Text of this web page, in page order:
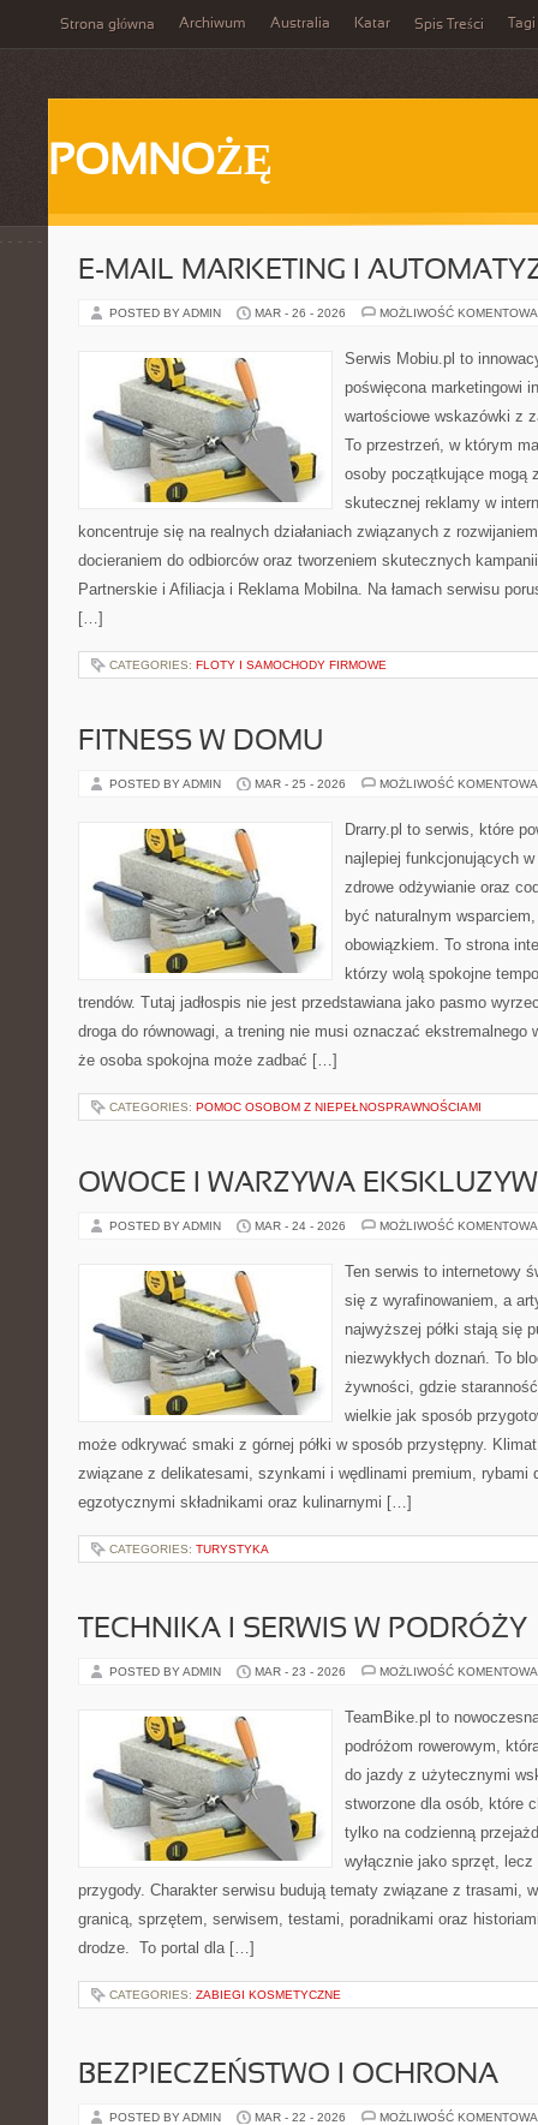
Strona główna Archiwum Australia Katar Spis Treści Tagi
POMNOŻĘ
E-MAIL MARKETING I
POSTED BY ADMIN MAR - 26 - 2026 MOŻLIWOŚĆ
Serwis Mobiu.pl to
poświęcona marketingowi
wartościowe wskazówki z
To przestrzeń, w którym
osoby początkujące mogą
skutecznej reklamy w
koncentruje się na realnych działaniach związanych z
docieraniem do odbiorców oraz tworzeniem skutecznych
Partnerskie i Afiliacja i Reklama Mobilna. Na łamach serwisu
[…]
CATEGORIES: FLOTY I SAMOCHODY FIRMOWE
FITNESS W DOMU
POSTED BY ADMIN MAR - 25 - 2026 MOŻLIWOŚĆ
Drarry.pl to serwis, które
najlepiej funkcjonujących
zdrowe odżywianie oraz
być naturalnym
obowiązkiem. To strona
którzy wolą spokojne
trendów. Tutaj jadłospis nie jest przedstawiana jako pasmo
droga do równowagi, a trening nie musi oznaczać ekstremalnego
że osoba spokojna może zadbać […]
CATEGORIES: POMOC OSOBOM Z NIEPEŁNOSPRAWNOŚCIAMI
OWOCE I WARZYWA
POSTED BY ADMIN MAR - 24 - 2026 MOŻLIWOŚĆ
Ten serwis to internetowy
się z wyrafinowaniem, a
najwyższej półki stają się
niezwykłych doznań. To
żywności, gdzie
wielkie jak sposób
może odkrywać smaki z górnej półki w sposób przystępny.
związane z delikatesami, szynkami i wędlinami premium, rybami
egzotycznymi składnikami oraz kulinarnymi […]
CATEGORIES: TURYSTYKA
TECHNIKA I SERWIS W PODRÓŻY
POSTED BY ADMIN MAR - 23 - 2026 MOŻLIWOŚĆ
TeamBike.pl to
podróżom rowerowym,
do jazdy z użytecznymi
stworzone dla osób, które
tylko na codzienną
wyłącznie jako sprzęt,
przygody. Charakter serwisu budują tematy związane z trasami,
granicą, sprzętem, serwisem, testami, poradnikami oraz
drodze. To portal dla […]
CATEGORIES: ZABIEGI KOSMETYCZNE
BEZPIECZEŃSTWO I OCHRONA
POSTED BY ADMIN MAR - 22 - 2026 MOŻLIWOŚĆ